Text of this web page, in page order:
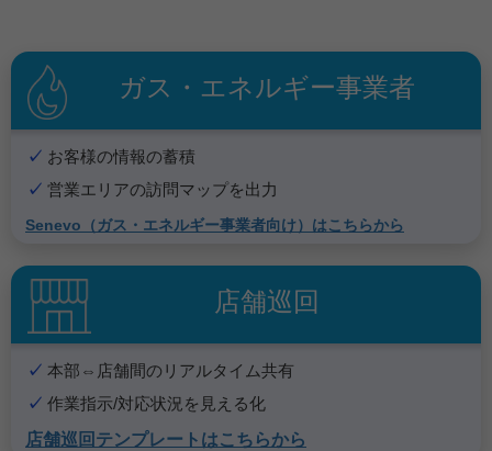
ガス・エネルギー事業者
お客様の情報の蓄積
営業エリアの訪問マップを出力
Senevo（ガス・エネルギー事業者向け）はこちらから
店舗巡回
本部⇔店舗間のリアルタイム共有
作業指示/対応状況を見える化
店舗巡回テンプレートはこちらから